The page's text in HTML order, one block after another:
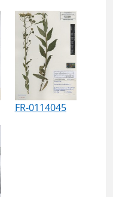
FR-0114045